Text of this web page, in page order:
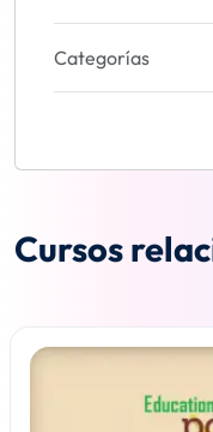
Categorías
Cursos